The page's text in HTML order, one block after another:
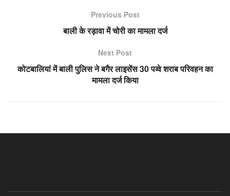
Previous Post
बाली के रड़ावा में चोरी का मामला दर्ज
Next Post
कोटबालियां में बाली पुलिस ने बगैर लाइसेंस 30 पव्वे शराब परिवहन का
मामला दर्ज किया